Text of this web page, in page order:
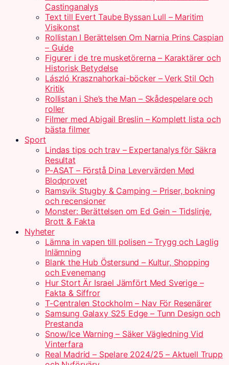
Castinganalys
Text till Evert Taube Byssan Lull – Maritim
Visikonst
Rollistan I Berättelsen Om Narnia Prins Caspian
– Guide
Figurer i de tre musketörerna – Karaktärer och
Historisk Betydelse
László Krasznahorkai-böcker – Verk Stil Och
Kritik
Rollistan i She’s the Man – Skådespelare och
roller
Filmer med Abigail Breslin – Komplett lista och
bästa filmer
Sport
Lindas tips och trav – Expertanalys för Säkra
Resultat
P-ASAT – Förstå Dina Levervärden Med
Blodprovet
Ramsvik Stugby & Camping – Priser, bokning
och recensioner
Monster: Berättelsen om Ed Gein – Tidslinje,
Brott & Fakta
Nyheter
Lämna in vapen till polisen – Trygg och Laglig
Inlämning
Blank the Hub Östersund – Kultur, Shopping
och Evenemang
Hur Stort Är Israel Jämfört Med Sverige –
Fakta & Siffror
T-Centralen Stockholm – Nav För Resenärer
Samsung Galaxy S25 Edge – Tunn Design och
Prestanda
Snow/Ice Warning – Säker Vägledning Vid
Vinterfara
Real Madrid – Spelare 2024/25 – Aktuell Trupp